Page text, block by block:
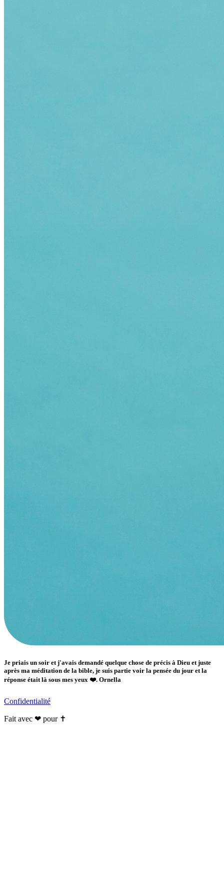
Je priais un soir et j'avais demandé quelque chose de précis à Dieu et juste
après ma méditation de la bible, je suis partie voir la pensée du jour et la
réponse était là sous mes yeux ❤️. Ornella
Confidentialité
Fait avec ❤ pour ✝️️